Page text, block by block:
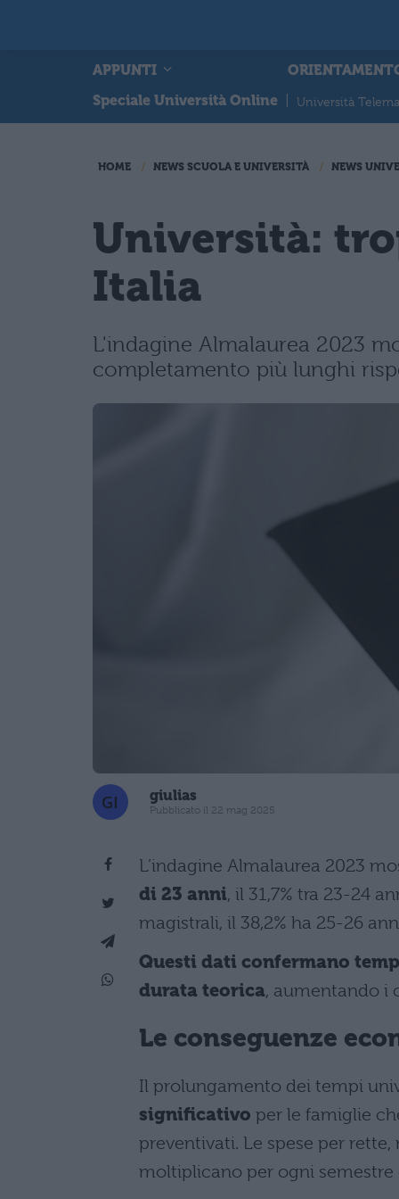
APPUNTI
Speciale Università Online
Università
HOME NEWS SCUOLA E UNIVERSITÀ NEWS
Università:
Italia
L'indagine Almalaurea 2023
completamento più lunghi
giulias
Pubblicato il 22 mag 2025
L’indagine Almalaurea 2023
di 23 anni, il 31,7% tra 23-24
magistrali, il 38,2% ha 25-26
Questi dati confermano
durata teorica, aumentando i
Le conseguenze
Il prolungamento dei tempi
significativo per le famiglie
preventivati. Le spese per
moltiplicano per ogni